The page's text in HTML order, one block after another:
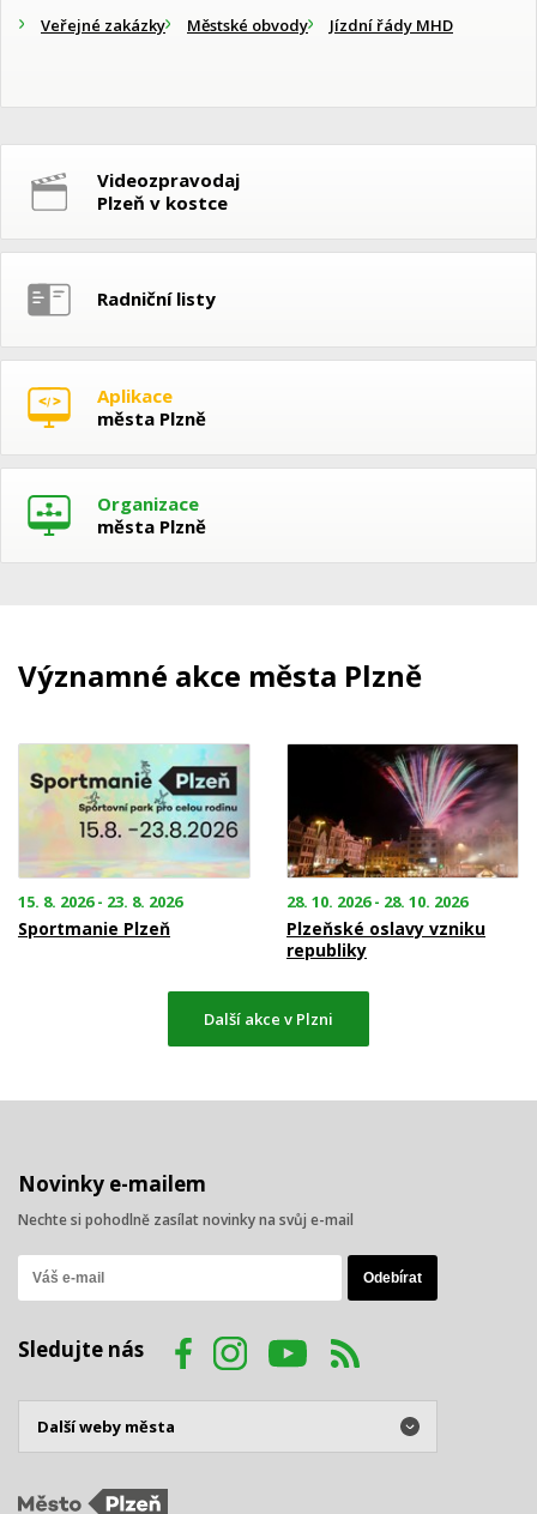
Veřejné zakázky
Městské obvody Jízdní řády MHD
Videozpravodaj
Plzeň v kostce
Radniční listy
Aplikace
města Plzně
Organizace
města Plzně
Významné akce města Plzně
15. 8. 2026 - 23. 8. 2026
Sportmanie Plzeň
28. 10. 2026 - 28. 10. 2026
Plzeňské oslavy vzniku
republiky
Další akce v Plzni
Novinky e-mailem
Nechte si pohodlně zasílat novinky na svůj e-mail
Sledujte nás